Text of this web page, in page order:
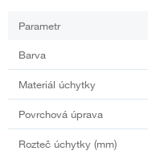
Parametr
Barva
Materiál úchytky
Povrchová úprava
Rozteč úchytky (mm)